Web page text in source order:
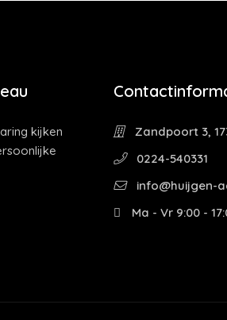
kijken
Zandpoort 3,
0224-540331
info@huijgen-
Ma - Vr 9:00 -